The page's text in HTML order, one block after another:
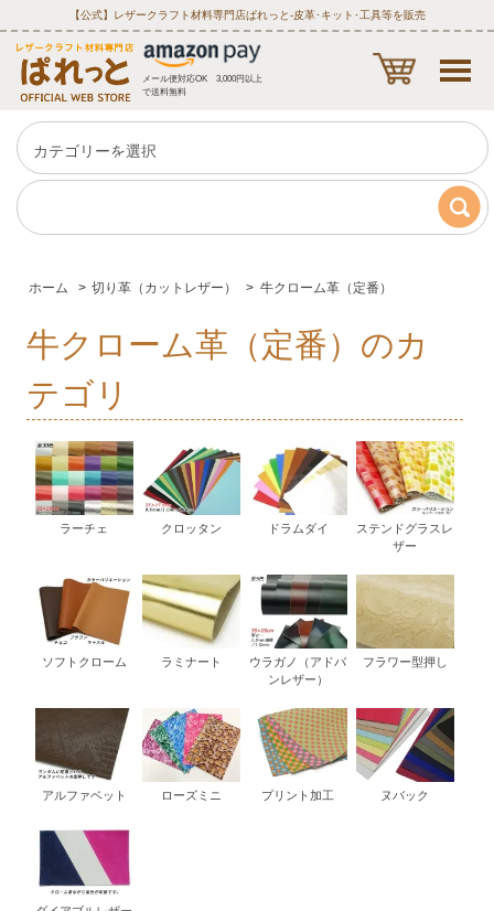
【公式】レザークラフト材料専門店ぱれっと‐皮革･キット･工具等を販売
メール便対応OK 3,000円以上
で送料無料
ホーム > 切り革（カットレザー） > 牛クローム革（定番）
牛クローム革（定番）のカ
テゴリ
ラーチェ クロッタン ドラムダイ
ステンドグラスレ
ザー
ソフトクローム ラミナート
ウラガノ（アドバ
ンレザー）
フラワー型押し
アルファベット ローズミニ プリント加工 ヌバック